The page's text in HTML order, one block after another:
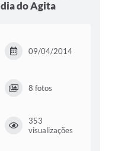
dia do Agita
09/04/2014
8 fotos
353
visualizações